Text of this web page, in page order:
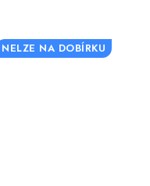
NELZE NA DOBÍRKU